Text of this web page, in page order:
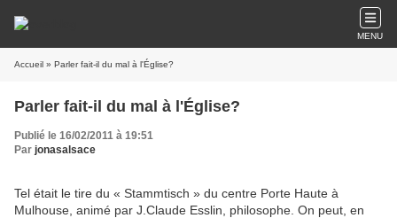
MENU
Accueil » Parler fait-il du mal à l'Église?
Parler fait-il du mal à l'Église?
Publié le 16/02/2011 à 19:51
Par jonasalsace
Tel était le tire du « Stammtisch » du centre Porte Haute à
Mulhouse, animé par J.Claude Esslin, philosophe. On peut, en